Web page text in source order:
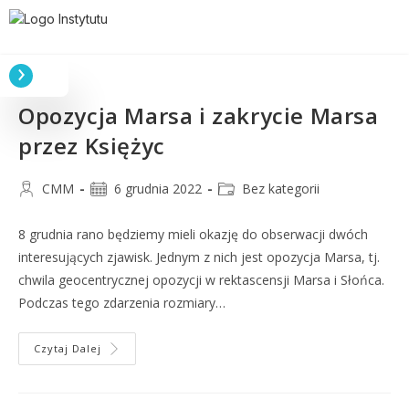
Opozycja Marsa i zakrycie Marsa
przez Księżyc
CMM 6 grudnia 2022 Bez kategorii
8 grudnia rano będziemy mieli okazję do obserwacji dwóch
interesujących zjawisk. Jednym z nich jest opozycja Marsa, tj.
chwila geocentrycznej opozycji w rektascensji Marsa i Słońca.
Podczas tego zdarzenia rozmiary…
Czytaj Dalej